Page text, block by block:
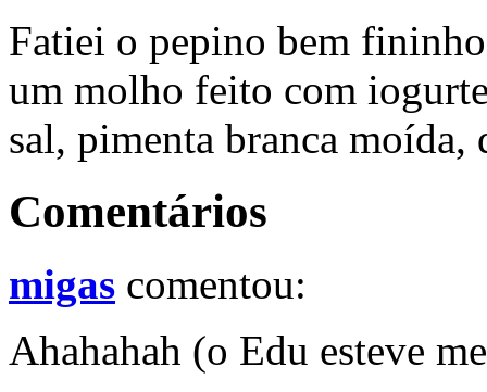
Fatiei o pepino bem
um molho feito com
sal, pimenta branca moída,
Comentários
migas comentou:
Ahahahah (o Edu esteve